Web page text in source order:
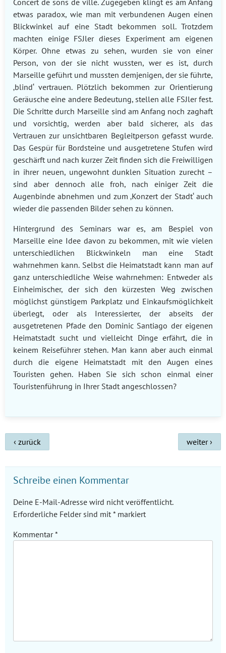
Concert de sons de ville. Zugegeben klingt es am Anfang
etwas paradox, wie man mit verbundenen Augen einen
Blickwinkel auf eine Stadt bekommen soll. Trotzdem
machten einige FSJler dieses Experiment am eigenen
Körper. Ohne etwas zu sehen, wurden sie von einer
Person, von der sie nicht wussten, wer es ist, durch
Marseille geführt und mussten demjenigen, der sie führte,
‚blind‘ vertrauen. Plötzlich bekommen zur Orientierung
Geräusche eine andere Bedeutung, stellen alle FSJler fest.
Die Schritte durch Marseille sind am Anfang noch zaghaft
und vorsichtig, werden aber bald sicherer, als das
Vertrauen zur unsichtbaren Begleitperson gefasst wurde.
Das Gespür für Bordsteine und ausgetretene Stufen wird
geschärft und nach kurzer Zeit finden sich die Freiwilligen
in ihrer neuen, ungewohnt dunklen Situation zurecht –
sind aber dennoch alle froh, nach einiger Zeit die
Augenbinde abnehmen und zum ‚Konzert der Stadt‘ auch
wieder die passenden Bilder sehen zu können.
Hintergrund des Seminars war es, am Bespiel von
Marseille eine Idee davon zu bekommen, mit wie vielen
unterschiedlichen Blickwinkeln man eine Stadt
wahrnehmen kann. Selbst die Heimatstadt kann man auf
ganz unterschiedliche Weise wahrnehmen: Entweder als
Einheimischer, der sich den kürzesten Weg zwischen
möglichst günstigem Parkplatz und Einkaufsmöglichkeit
überlegt, oder als Interessierter, der abseits der
ausgetretenen Pfade den Dominic Santiago der eigenen
Heimatstadt sucht und vielleicht Dinge erfährt, die in
keinem Reiseführer stehen. Man kann aber auch einmal
durch die eigene Heimatstadt mit den Augen eines
Touristen gehen. Haben Sie sich schon einmal einer
Touristenführung in Ihrer Stadt angeschlossen?
Beitrags-
Navigation
‹ zurück weiter ›
Schreibe einen Kommentar
Deine E-Mail-Adresse wird nicht veröffentlicht.
Erforderliche Felder sind mit* markiert
Kommentar*